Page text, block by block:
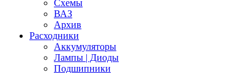
Схемы
ВАЗ
Архив
Расходники
Аккумуляторы
Лампы | Диоды
Подшипники